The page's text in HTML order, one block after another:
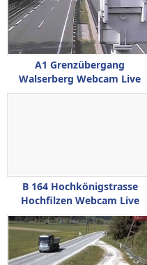
A1 Grenzübergang
Walserberg Webcam Live
B 164 Hochkönigstrasse
Hochfilzen Webcam Live